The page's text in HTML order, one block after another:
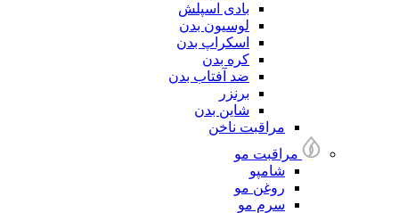
بادی اسپلش
لوسیون بدن
اسکراپ بدن
کره بدن
ضد آفتاب بدن
برنزر
شاین بدن
مراقبت ناخن
مراقبت مو
شامپو
روغن مو
سرم مو